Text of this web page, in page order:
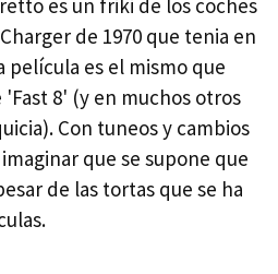
de 1970 que tenia en
película es el mismo que
8' (y en muchos otros
Con tuneos y cambios
que se supone que
de las tortas que se ha